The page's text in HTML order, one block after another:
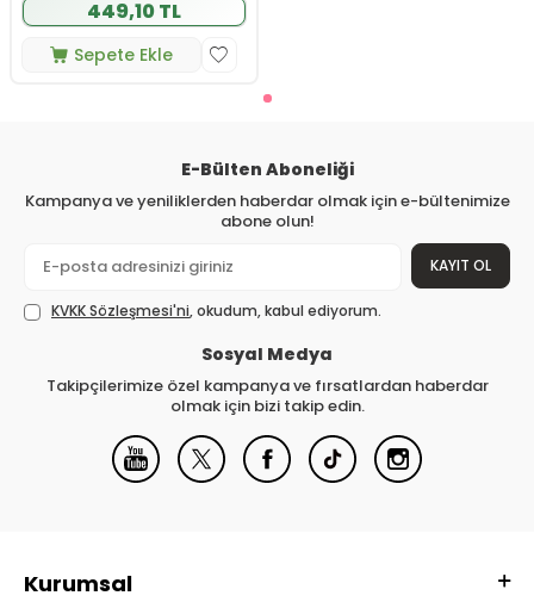
449,10 TL
Sepete Ekle
E-Bülten Aboneliği
Kampanya ve yeniliklerden haberdar olmak için e-bültenimize
abone olun!
KAYIT OL
KVKK Sözleşmesi'ni, okudum, kabul ediyorum.
Sosyal Medya
Takipçilerimize özel kampanya ve fırsatlardan haberdar
olmak için bizi takip edin.
Kurumsal